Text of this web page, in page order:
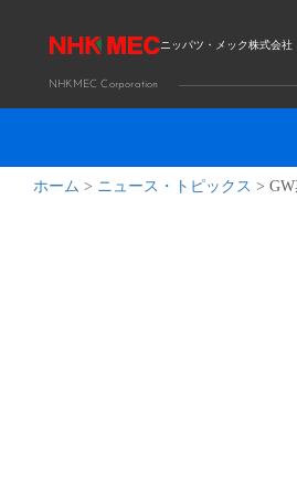
NHKMEC Corporation
ニッパツ・メック株式会社
ホーム > ニュース・トピックス >